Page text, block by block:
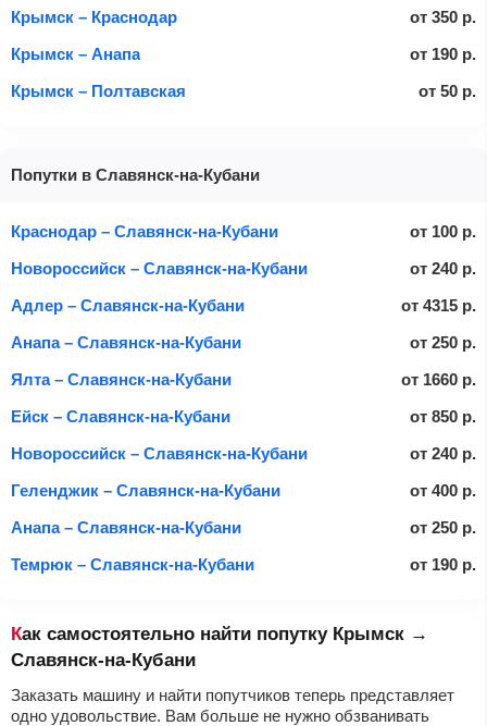
Крымск – Краснодар
от 350 р.
Крымск – Анапа
от 190 р.
Крымск – Полтавская
от 50 р.
Попутки в Славянск-на-Кубани
Краснодар – Славянск-на-Кубани от 100 р.
Новороссийск – Славянск-на-Кубани
от 240 р.
Адлер – Славянск-на-Кубани
от 4315 р.
Анапа – Славянск-на-Кубани
от 250 р.
Ялта – Славянск-на-Кубани
от 1660 р.
Ейск – Славянск-на-Кубани
от 850 р.
Новороссийск – Славянск-на-Кубани
от 240 р.
Геленджик – Славянск-на-Кубани
от 400 р.
Анапа – Славянск-на-Кубани
от 250 р.
Темрюк – Славянск-на-Кубани
от 190 р.
Как самостоятельно найти попутку Крымск →
Славянск-на-Кубани
Заказать машину и найти попутчиков теперь представляет
одно удовольствие. Вам больше не нужно обзванивать